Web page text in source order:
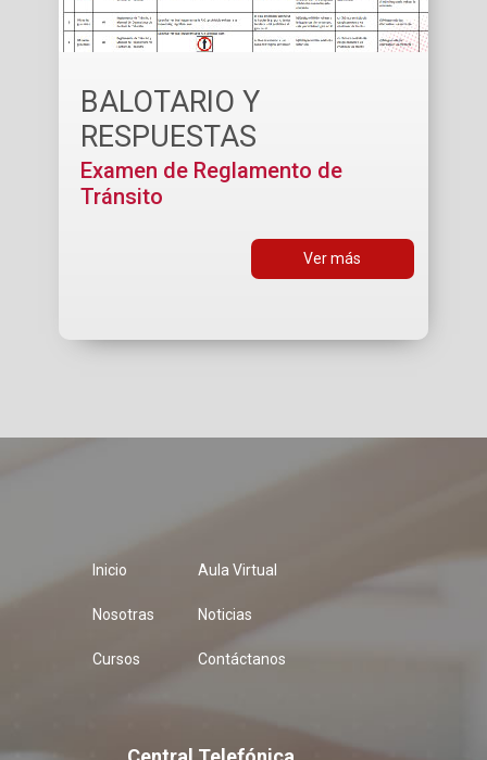
BALOTARIO Y
RESPUESTAS
Examen de Reglamento de
Tránsito
Ver más
Inicio
Nosotras
Cursos
Aula Virtual
Noticias
Contáctanos